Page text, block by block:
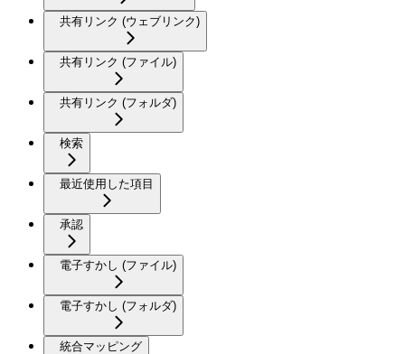
共有リンク (ウェブリンク)
共有リンク (ファイル)
共有リンク (フォルダ)
検索
最近使用した項目
承認
電子すかし (ファイル)
電子すかし (フォルダ)
統合マッピング